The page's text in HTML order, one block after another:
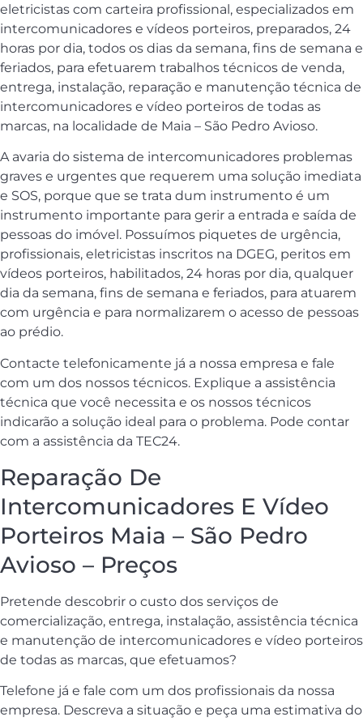
eletricistas com carteira profissional, especializados em
intercomunicadores e vídeos porteiros, preparados, 24
horas por dia, todos os dias da semana, fins de semana e
feriados, para efetuarem trabalhos técnicos de venda,
entrega, instalação, reparação e manutenção técnica de
intercomunicadores e vídeo porteiros de todas as
marcas, na localidade de Maia – São Pedro Avioso.
A avaria do sistema de intercomunicadores problemas
graves e urgentes que requerem uma solução imediata
e SOS, porque que se trata dum instrumento é um
instrumento importante para gerir a entrada e saída de
pessoas do imóvel. Possuímos piquetes de urgência,
profissionais, eletricistas inscritos na DGEG, peritos em
vídeos porteiros, habilitados, 24 horas por dia, qualquer
dia da semana, fins de semana e feriados, para atuarem
com urgência e para normalizarem o acesso de pessoas
ao prédio.
Contacte telefonicamente já a nossa empresa e fale
com um dos nossos técnicos. Explique a assistência
técnica que você necessita e os nossos técnicos
indicarão a solução ideal para o problema. Pode contar
com a assistência da TEC24.
Reparação De
Intercomunicadores E Vídeo
Porteiros Maia – São Pedro
Avioso – Preços
Pretende descobrir o custo dos serviços de
comercialização, entrega, instalação, assistência técnica
e manutenção de intercomunicadores e vídeo porteiros
de todas as marcas, que efetuamos?
Telefone já e fale com um dos profissionais da nossa
empresa. Descreva a situação e peça uma estimativa do